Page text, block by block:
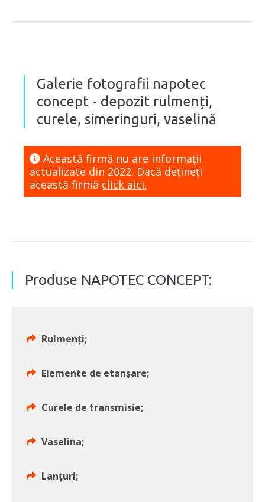
Galerie fotografii napotec
concept - depozit rulmenți,
curele, simeringuri, vaselină
Această firmă nu are informaţii
actualizate din 2022. Dacă dețineți
această firmă click aici.
Produse NAPOTEC CONCEPT:
Rulmenți;
Elemente de etanșare;
Curele de transmisie;
Vaselina;
Lanțuri;